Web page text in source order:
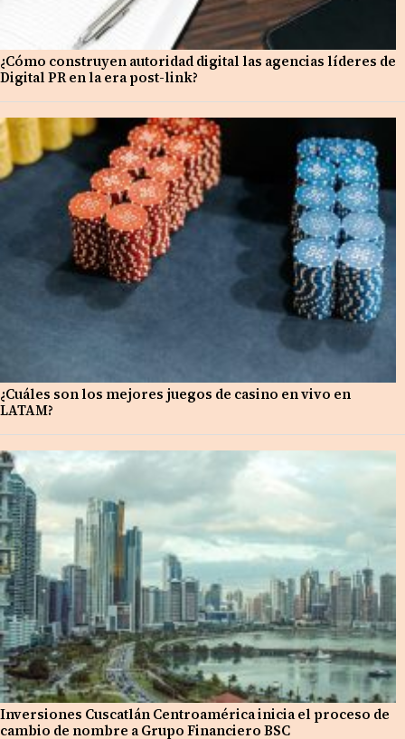
¿Cómo construyen autoridad digital las agencias líderes de
Digital PR en la era post-link?
¿Cuáles son los mejores juegos de casino en vivo en
LATAM?
Inversiones Cuscatlán Centroamérica inicia el proceso de
cambio de nombre a Grupo Financiero BSC